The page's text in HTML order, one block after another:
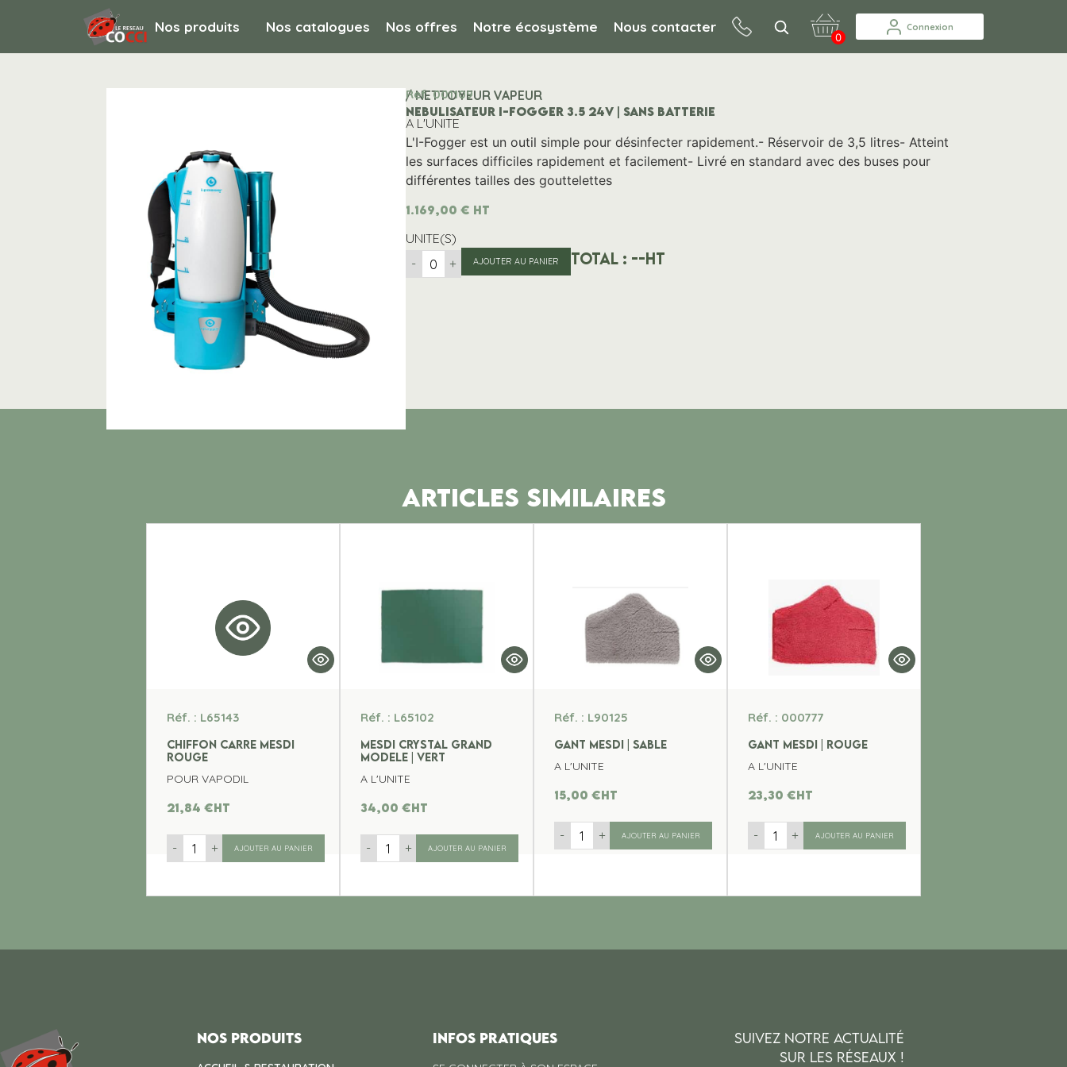
Nos produits Nos catalogues Nos offres Notre écosystème Nous contacter
0
Connexion
HYGIENE ET ENTRETIEN / Matériel de nettoyage / NETTOYEUR VAPEUR
Ref. 001109
NEBULISATEUR I-FOGGER 3.5 24V | SANS BATTERIE
A L'UNITE
L'I-Fogger est un outil simple pour désinfecter rapidement.- Réservoir de 3,5 litres- Atteint
les surfaces difficiles rapidement et facilement- Livré en standard avec des buses pour
différentes tailles des gouttelettes
1.169,00 € HT
UNITE(S)
-
+ AJOUTER AU PANIER Total : --HT
ARTICLES SIMILAIRES
Réf. : L65143
CHIFFON CARRE MESDI
ROUGE
POUR VAPODIL
21,84€ht
- + AJOUTER AU PANIER
Réf. : L65102
MESDI CRYSTAL GRAND
MODELE | VERT
A L'UNITE
34,00€ht
- + AJOUTER AU PANIER
Réf. : L90125
GANT MESDI | SABLE
A L'UNITE
15,00 €ht
- + AJOUTER AU PANIER
Réf. : 000777
GANT MESDI | ROUGE
A L'UNITE
23,30 €ht
- + AJOUTER AU PANIER
Nos produits INFOS PRATIQUES
SUIVEZ NOTRE ACTUALITÉ
SUR LES RÉSEAUX !